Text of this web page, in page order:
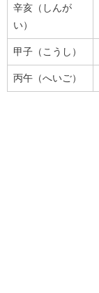
辛亥（しんが
い）
甲子（こうし）
丙午（へいご）